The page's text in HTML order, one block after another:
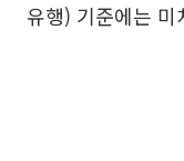
유행) 기준에는